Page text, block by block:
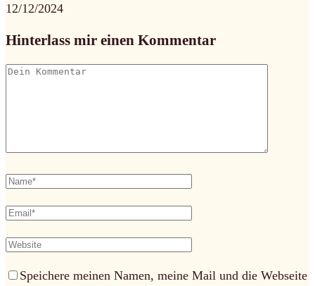
12/12/2024
Hinterlass mir einen Kommentar
Speichere meinen Namen, meine Mail und die Webseite